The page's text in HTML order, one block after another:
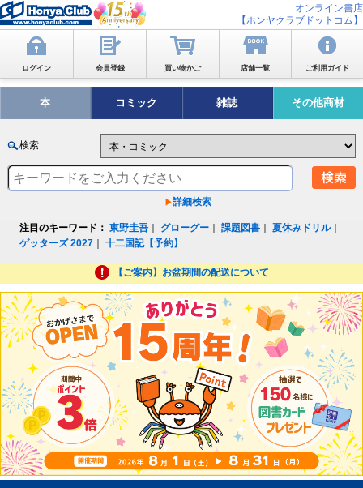
オンライン書店
【ホンヤクラブドットコム】
ログイン 会員登録 買い物かご 店舗一覧 ご利用ガイド
本 コミック 雑誌 その他商材
検索
詳細検索
注目のキーワード： 東野圭吾 グローグー ｜課題図書 ｜夏休みドリル｜
ゲッターズ 2027 ｜十二国記【予約】
【ご案内】お盆期間の配送について